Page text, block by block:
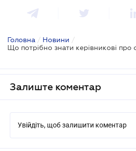
Головна / Новини /
Залиште коментар
Увійдіть, щоб залишити коментар